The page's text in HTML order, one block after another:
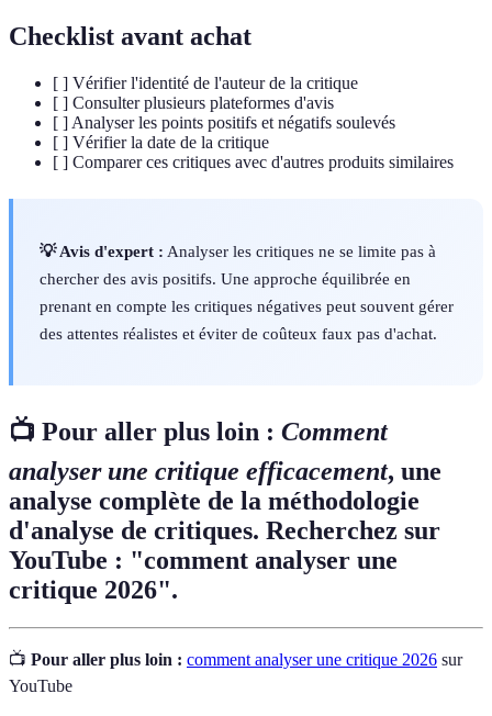
Checklist avant achat
[ ] Vérifier l'identité de l'auteur de la critique
[ ] Consulter plusieurs plateformes d'avis
[ ] Analyser les points positifs et négatifs soulevés
[ ] Vérifier la date de la critique
[ ] Comparer ces critiques avec d'autres produits similaires
💡 Avis d'expert : Analyser les critiques ne se limite pas à
chercher des avis positifs. Une approche équilibrée en
prenant en compte les critiques négatives peut souvent gérer
des attentes réalistes et éviter de coûteux faux pas d'achat.
📺 Pour aller plus loin : Comment
analyser une critique efficacement, une
analyse complète de la méthodologie
d'analyse de critiques. Recherchez sur
YouTube : "comment analyser une
critique 2026".
📺 Pour aller plus loin : comment analyser une critique 2026 sur
YouTube